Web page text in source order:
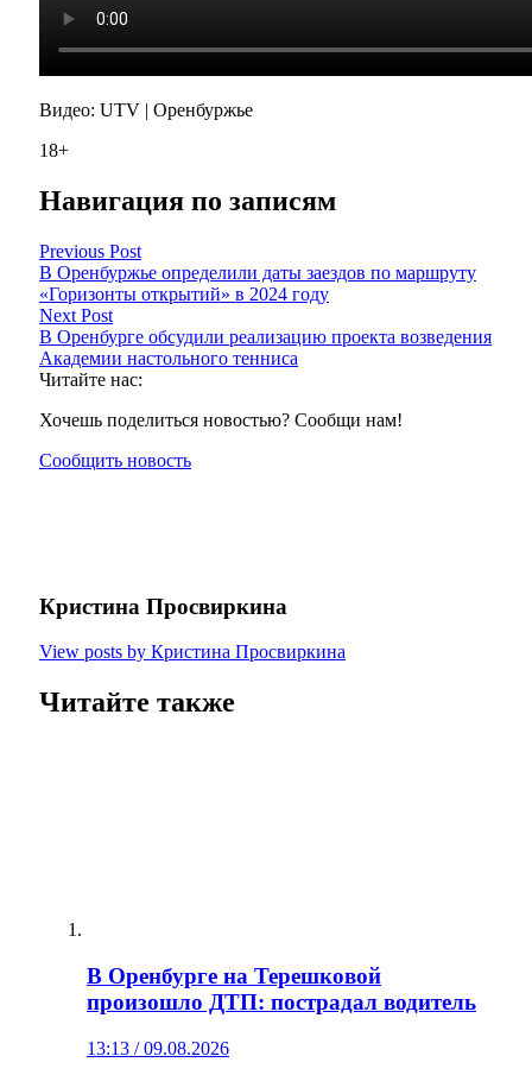
Видео: UTV | Оренбуржье
18+
Навигация по записям
Previous Post
В Оренбуржье определили даты заездов по маршруту
«Горизонты открытий» в 2024 году
Next Post
В Оренбурге обсудили реализацию проекта возведения
Академии настольного тенниса
Читайте нас:
Хочешь поделиться новостью? Сообщи нам!
Сообщить новость
Кристина Просвиркина
View posts by Кристина Просвиркина
Читайте также
В Оренбурге на Терешковой
произошло ДТП: пострадал водитель
13:13 / 09.08.2026